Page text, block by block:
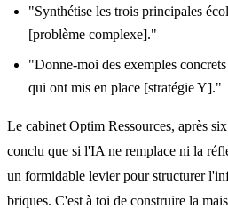
"Synthétise les trois principales
[problème complexe]."
"Donne-moi des exemples
qui ont mis en place [stratégie Y]."
Le cabinet Optim Ressources, après
conclu que si l'IA ne remplace ni la
un formidable levier pour structurer
briques. C'est à toi de construire la